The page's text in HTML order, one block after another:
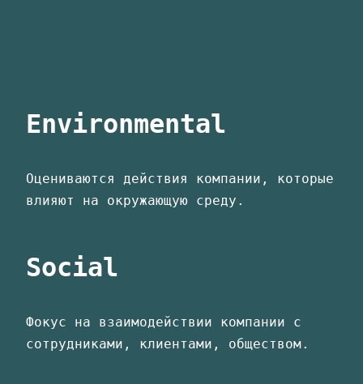
Environmental
Оцениваются действия компании, которые
влияют на окружающую среду.
Social
Фокус на взаимодействии компании с
сотрудниками, клиентами, обществом.